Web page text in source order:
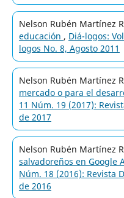
Nelson Rubén Martínez
educación , Diá-logos:
logos No. 8, Agosto 2011
Nelson Rubén Martínez
mercado o para el
11 Núm. 19 (2017):
de 2017
Nelson Rubén Martínez
salvadoreños en Google
Núm. 18 (2016): Revista
de 2016